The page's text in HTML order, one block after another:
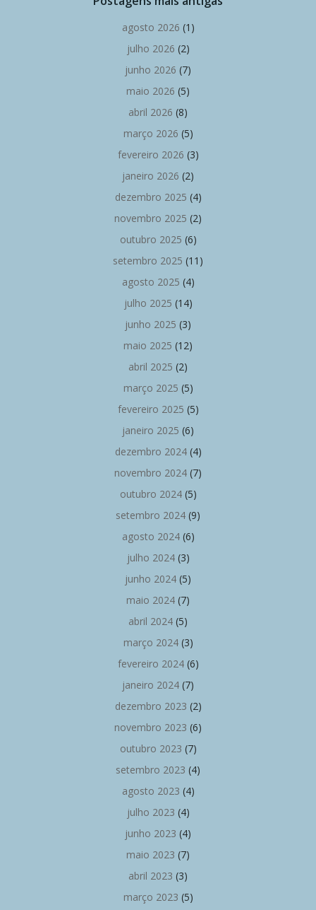
agosto 2026 (1)
julho 2026 (2)
junho 2026 (7)
maio 2026 (5)
abril 2026 (8)
março 2026 (5)
fevereiro 2026 (3)
janeiro 2026 (2)
dezembro 2025 (4)
novembro 2025 (2)
outubro 2025 (6)
setembro 2025 (11)
agosto 2025 (4)
julho 2025 (14)
junho 2025 (3)
maio 2025 (12)
abril 2025 (2)
março 2025 (5)
fevereiro 2025 (5)
janeiro 2025 (6)
dezembro 2024(4)
novembro 2024 (7)
outubro 2024(5)
setembro 2024 (9)
agosto 2024(6)
julho 2024(3)
junho 2024 (5)
maio 2024 (7)
abril 2024 (5)
março 2024(3)
fevereiro 2024(6)
janeiro 2024 (7)
dezembro 2023 (2)
novembro 2023 (6)
outubro 2023 (7)
setembro 2023 (4)
agosto 2023 (4)
julho 2023 (4)
junho 2023 (4)
maio 2023 (7)
abril 2023 (3)
março 2023 (5)